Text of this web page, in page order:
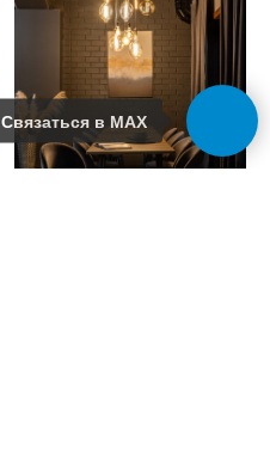
Связаться в MAX